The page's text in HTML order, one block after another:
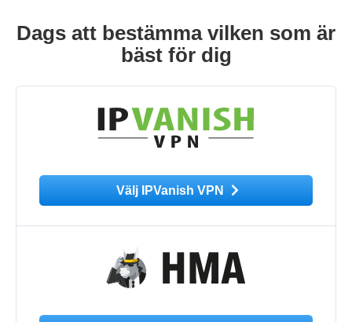
Dags att bestämma vilken som är
bäst för dig
Välj IPVanish VPN